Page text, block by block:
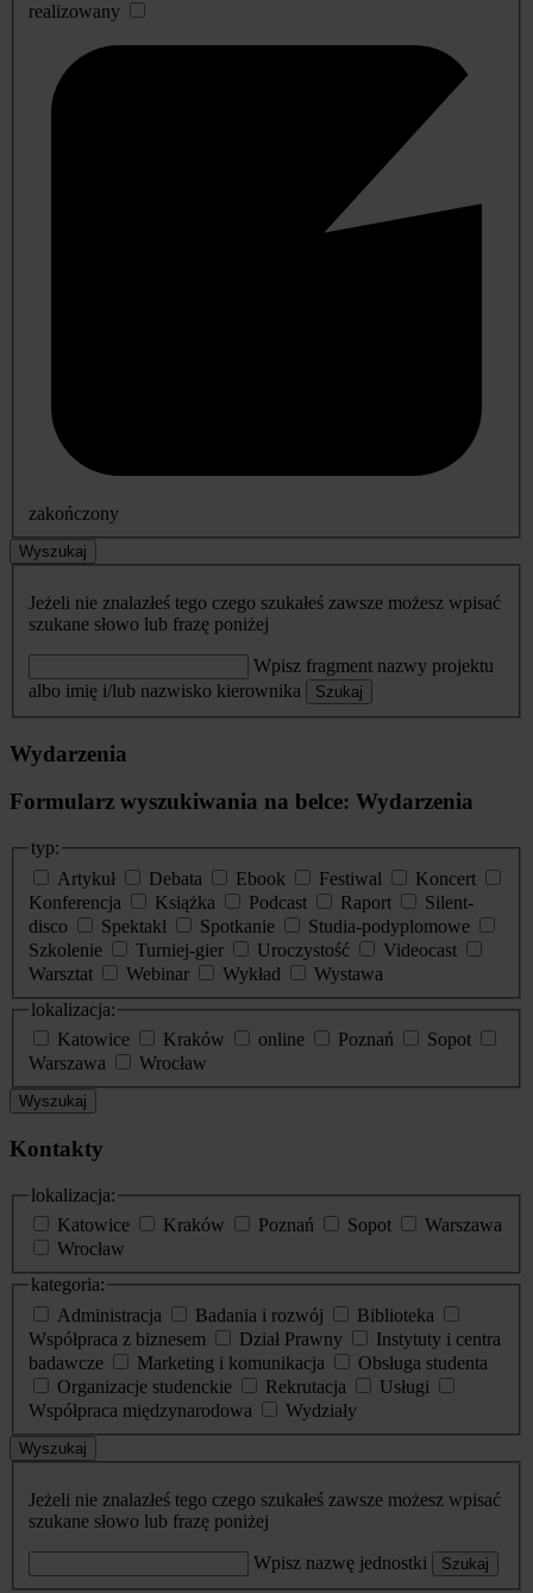
realizowany
zakończony
Wyszukaj
Jeżeli nie znalazłeś tego czego szukałeś zawsze możesz wpisać
szukane słowo lub frazę poniżej
Wpisz fragment nazwy projektu
albo imię i/lub nazwisko kierownika
Szukaj
Wydarzenia
Formularz wyszukiwania na belce: Wydarzenia
typ:
Artykuł
Debata Ebook Festiwal
Koncert
Konferencja
Książka Podcast Raport
Silent-
disco
Spektakl Spotkanie
Studia-podyplomowe
Szkolenie
Turniej-gier Uroczystość
Videocast
Warsztat
Webinar Wykład
Wystawa
lokalizacja:
Katowice
Kraków online Poznań
Sopot
Warszawa
Wrocław
Wyszukaj
Kontakty
lokalizacja:
Katowice
Kraków Poznań Sopot
Warszawa
Wrocław
kategoria:
Administracja
Badania i rozwój
Biblioteka
Współpraca z biznesem
Dział Prawny
Instytuty i centra
badawcze
Marketing i komunikacja
Obsługa studenta
Organizacje studenckie
Rekrutacja
Usługi
Współpraca międzynarodowa
Wydziały
Wyszukaj
Jeżeli nie znalazłeś tego czego szukałeś zawsze możesz wpisać
szukane słowo lub frazę poniżej
Wpisz nazwę jednostki Szukaj